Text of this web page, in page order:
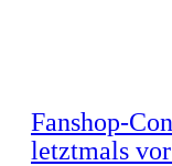
Fanshop-
letztmals